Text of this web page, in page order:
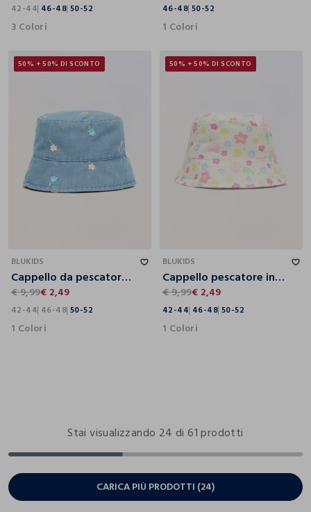
42-44 46-48 50-52
3 Colori
46-48 50-52
1 Colori
50% + 50% DI SCONTO
BLUKIDS
Cappello da pescatore in denim di puro cotone neonata
€ 9,99€ 2,49
42-44 46-48 50-52
1 Colori
50% + 50% DI SCONTO
BLUKIDS
Cappello pescatore in puro cotone neonato
€ 9,99€ 2,49
42-44 46-48 50-52
1 Colori
Stai visualizzando 24 di 61 prodotti
CARICA PIÙ PRODOTTI (24)